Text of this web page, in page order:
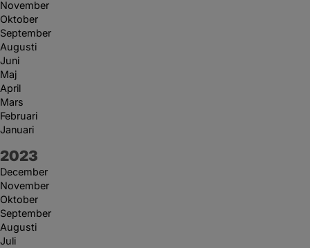
November
Oktober
September
Augusti
Juni
Maj
April
Mars
Februari
Januari
År:
2023
December
November
Oktober
September
Augusti
Juli